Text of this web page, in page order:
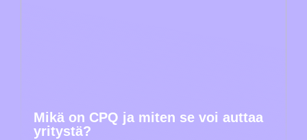
Mikä on CPQ ja miten se voi auttaa
yritystä?